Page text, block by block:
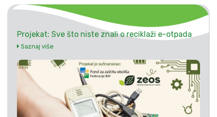
Projekat: Sve što niste znali o reciklaži e-otpada
Saznaj više